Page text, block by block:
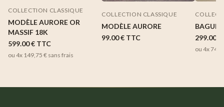
COLLECTION CLASSIQUE
MODÈLE AURORE OR
MASSIF 18K
599.00 € TTC
ou 4x 149,75 € sans frais
COLLECTION CLASSIQUE
MODÈLE AURORE
99.00 € TTC
BAGUE
299.00 €
ou 4x